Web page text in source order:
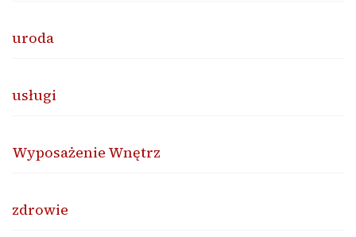
uroda
usługi
Wyposażenie Wnętrz
zdrowie